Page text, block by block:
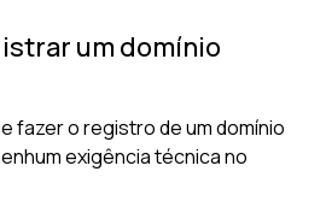
um domínio
fazer o registro de um domínio
exigência técnica no